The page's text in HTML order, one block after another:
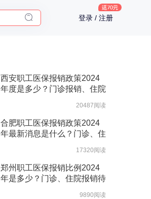
登录 / 注册
西安职工医保报销政策2024
年度是多少？门诊报销、住院
20487阅读
合肥职工医保报销政策2024
年最新消息是什么？门诊、住
17320阅读
郑州职工医保报销比例2024
年是多少？门诊、住院报销待
9890阅读